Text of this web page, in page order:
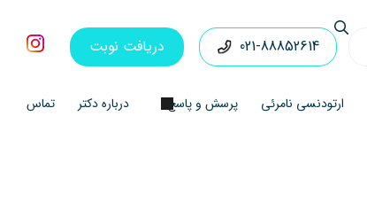
021-88852614 دریافت نوبت
ارتودنسی نامرئی پرسش و پاسخ درباره دکتر تماس